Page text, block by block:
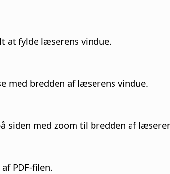
at fylde læserens vindue.
med bredden af læserens vindue.
siden med zoom til bredden af
PDF-filen.